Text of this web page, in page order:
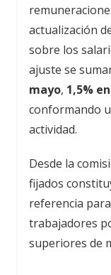
actualización
sobre los
ajuste se
mayo, 1,5%
conformando
actividad.
Desde la
fijados
referencia
trabajadores
superiores de